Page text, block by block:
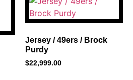
Click Here
Jersey / 49ers / Brock
Purdy
$22,999.00